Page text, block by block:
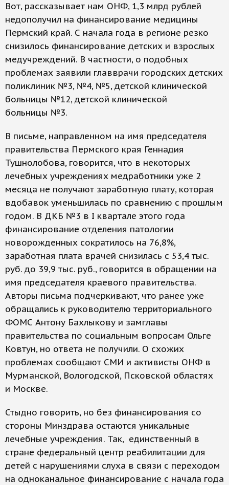
Вот, рассказывает нам ОНФ, 1,3 млрд рублей
недополучил на финансирование медицины
Пермский край. С начала года в регионе резко
снизилось финансирование детских и взрослых
медучреждений. В частности, о подобных
проблемах заявили главврачи городских детских
поликлиник №3, №4, №5, детской клинической
больницы №12, детской клинической
больницы №3.
В письме, направленном на имя председателя
правительства Пермского края Геннадия
Тушнолобова, говорится, что в некоторых
лечебных учреждениях медработники уже 2
месяца не получают заработную плату, которая
вдобавок уменьшилась по сравнению с прошлым
годом. В ДКБ №3 в I квартале этого года
финансирование отделения патологии
новорожденных сократилось на 76,8%,
заработная плата врачей снизилась с 53,4 тыс.
руб. до 39,9 тыс. руб., говорится в обращении на
имя председателя краевого правительства.
Авторы письма подчеркивают, что ранее уже
обращались к руководителю территориального
ФОМС Антону Бахлыкову и замглавы
правительства по социальным вопросам Ольге
Ковтун, но ответа не получили. О схожих
проблемах сообщают СМИ и активисты ОНФ в
Мурманской, Вологодской, Псковской областях
и Москве.
Стыдно говорить, но без финансирования со
стороны Минздрава остаются уникальные
лечебные учреждения. Так, единственный в
стране федеральный центр реабилитации для
детей с нарушениями слуха в связи с переходом
на одноканальное финансирование с начала года